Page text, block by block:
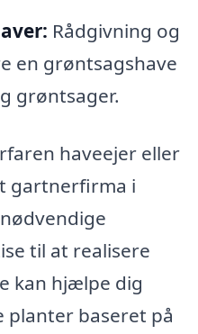
Rådgivning og
en grøntsagshave
grøntsager.
haveejer eller
gartnerfirma i
til at realisere
kan hjælpe dig
baseret på